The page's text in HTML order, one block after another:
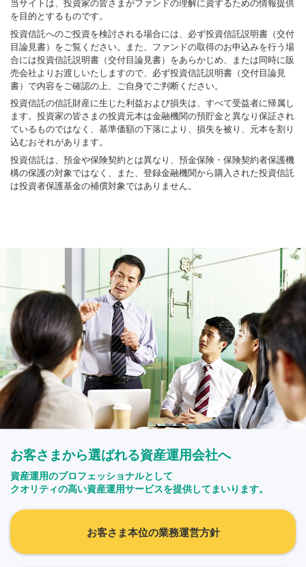
当サイトは、投資家の皆さまがファンドの理解に資するための情報提供
を目的とするものです。
投資信託へのご投資を検討される場合には、必ず投資信託説明書（交付
目論見書）をご覧ください。また、ファンドの取得のお申込みを行う場
合には投資信託説明書（交付目論見書）をあらかじめ、または同時に販
売会社よりお渡しいたしますので、必ず投資信託説明書（交付目論見
書）で内容をご確認の上、ご自身でご判断ください。
投資信託の信託財産に生じた利益および損失は、すべて受益者に帰属し
ます。投資家の皆さまの投資元本は金融機関の預貯金と異なり保証され
ているものではなく、基準価額の下落により、損失を被り、元本を割り
込むおそれがあります。
投資信託は、預金や保険契約とは異なり、預金保険・保険契約者保護機
構の保護の対象ではなく、また、登録金融機関から購入された投資信託
は投資者保護基金の補償対象ではありません。
お客さまから選ばれる資産運用会社へ
資産運用のプロフェッショナルとして
クオリティの高い資産運用サービスを提供してまいります。
お客さま本位の業務運営方針